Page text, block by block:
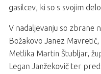
gasilcev, ki so s svojim
V nadaljevanju so zbrane
Božakovo Janez
Metlika Martin Štubljar,
Legan Janžekovič ter